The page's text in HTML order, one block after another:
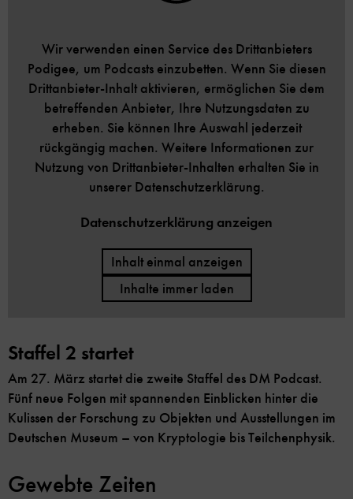
Wir verwenden einen Service des Drittanbieters
Podigee, um Podcasts einzubetten. Wenn Sie diesen
Drittanbieter-Inhalt aktivieren, ermöglichen Sie dem
betreffenden Anbieter, Ihre Nutzungsdaten zu
erheben. Sie können Ihre Auswahl jederzeit
rückgängig machen. Weitere Informationen zur
Nutzung von Drittanbieter-Inhalten erhalten Sie in
unserer Datenschutzerklärung.
Datenschutzerklärung anzeigen
Inhalt einmal anzeigen
Inhalte immer laden
Staffel 2 startet
Am 27. März startet die zweite Staffel des DM Podcast.
Fünf neue Folgen mit spannenden Einblicken hinter die
Kulissen der Forschung zu Objekten und Ausstellungen im
Deutschen Museum – von Kryptologie bis Teilchenphysik.
Gewebte Zeiten